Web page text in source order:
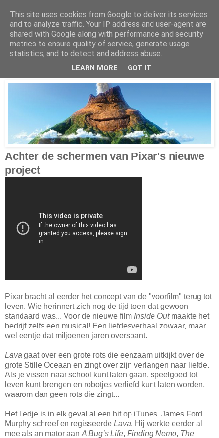
Saturday, June 20, 2015
Pixar goes musical
Achter de schermen van Pixar's nieuwe
project
Pixar bracht al eerder het concept van de "voorfilm" terug tot
leven. Wie herinnert zich nog de tijd toen dat gewoon
standaard was... Voor de nieuwe film Inside Outmaakte het
bedrijf zelfs een musical! Een liefdesverhaal zowaar, maar
wel eentje dat miljoenen jaren overspant.
Lava gaat over een grote rots die eenzaam uitkijkt over de
grote Stille Oceaan en zingt over zijn verlangen naar liefde.
Als je vissen naar school kunt laten gaan, speelgoed tot
leven kunt brengen en robotjes verliefd kunt laten worden,
waarom dan geen rots die zingt...
Het liedje is in elk geval al een hit op iTunes. James Ford
Murphy schreef en regisseerde Lava. Hij werkte eerder al
mee als animator aan A Bug’s Life, Finding Nemo, The
This site uses cookies from Google to deliver its services
and to analyze traffic. Your IP address and user-agent are
shared with Google along with performance and security
metrics to ensure quality of service, generate usage
statistics, and to detect and address abuse.
LEARN MORE GOT IT